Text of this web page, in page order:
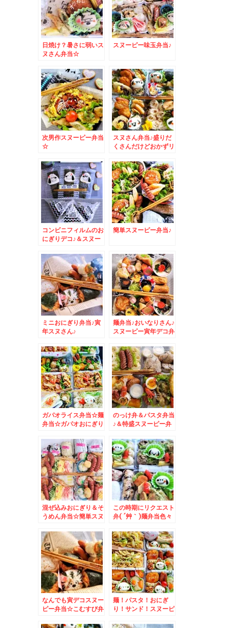
日焼け？暑さに弱いス
ヌさん弁当☆
スヌーピー味玉弁当♪
次男作スヌーピー弁当
☆
スヌさん弁当♪盛りだ
くさんだけどおかずリ
＾＾♪
コンビニフィルムのお
にぎりデコ♪＆スヌー
簡単スヌーピー弁当♪
ミニおにぎり弁当♪寅
年スヌさん♪
麺弁当♪おいなりさん♪
スヌーピー寅年デコ弁
ガパオライス弁当☆麺
弁当☆ガパオおにぎり
のっけ弁＆パスタ弁当
♪＆特盛スヌーピー弁
混ぜ込みおにぎり＆そ
うめん弁当☆簡単スヌ
この時期にリクエスト
弁( ´艸｀)麺弁当色々
なんでも寅デコスヌー
ピー弁当☆こむすび弁
麺！パスタ！おにぎ
り！サンド！スヌーピ